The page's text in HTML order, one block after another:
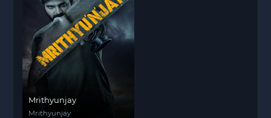
Mrithyunjay
Mrithyunjay